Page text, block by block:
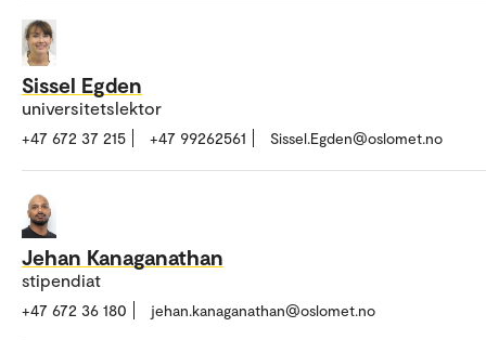
Sissel Egden
universitetslektor
+47 672 37 215 +47 99262561 Sissel.Egden@oslomet.no
Jehan Kanaganathan
stipendiat
+47 672 36 180 jehan.kanaganathan@oslomet.no